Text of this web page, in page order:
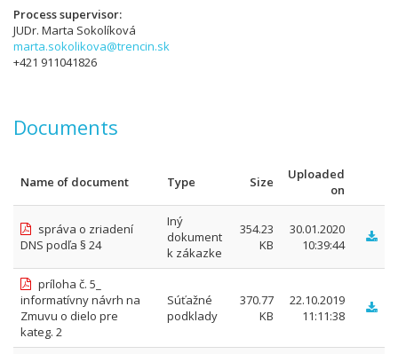
Process supervisor
JUDr. Marta Sokolíková
marta.sokolikova@trencin.sk
+421 911041826
Documents
Name of document Type Size
Uploaded
on
správa o zriadení
DNS podľa § 24
Iný
dokument
k zákazke
354.23
KB
30.01.2020
10:39:44
príloha č. 5_
informatívny návrh na
Zmuvu o dielo pre
kateg. 2
Súťažné
podklady
370.77
KB
22.10.2019
11:11:38